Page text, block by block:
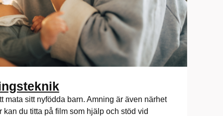
mata sitt nyfödda barn. Amning är även närhet
kan du titta på film som hjälp och stöd vid